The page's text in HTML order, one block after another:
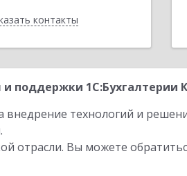
контакты
Назад
поддержки
внедрение технологий и
отрасли. Вы можете